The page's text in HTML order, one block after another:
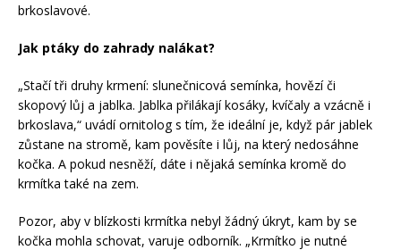
brkoslavové.
Jak ptáky do zahrady nalákat?
„Stačí tři druhy krmení: slunečnicová semínka, hovězí či
skopový lůj a jablka. Jablka přilákají kosáky, kvíčaly a vzácně i
brkoslava,“ uvádí ornitolog s tím, že ideální je, když pár jablek
zůstane na stromě, kam pověsíte i lůj, na který nedosáhne
kočka. A pokud nesněží, dáte i nějaká semínka kromě do
krmítka také na zem.
Pozor, aby v blízkosti krmítka nebyl žádný úkryt, kam by se
kočka mohla schovat, varuje odborník. „Krmítko je nutné